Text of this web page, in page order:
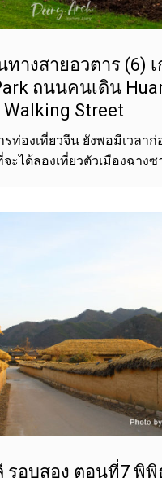
ทางสายอวตาร (6)
ถนนคนเดิน
Walking Street
ท่องเที่ยวจีน ยังพอมีเวลา
ะได้ลองเที่ยวตัวเมืองฉางซ
รอบสอง ตอนที่7 พิ